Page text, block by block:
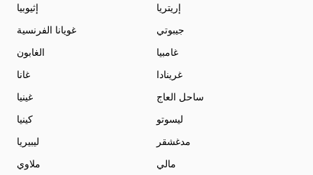
إثيوبيا
إريتريا
غويانا الفرنسية
جيبوتي
الغابون
غامبيا
غانا
غرينادا
غينيا
ساحل العاج
كينيا
ليسوتو
ليبيريا
مدغشقر
ملاوي
مالي